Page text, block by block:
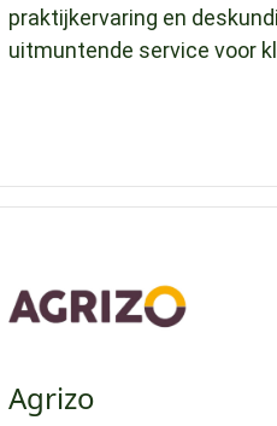
praktijkervaring en
uitmuntende service voor
Agrizo